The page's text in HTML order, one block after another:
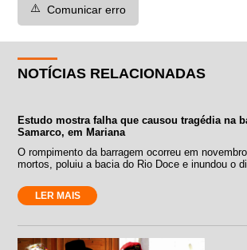
⚠️ Comunicar erro
NOTÍCIAS RELACIONADAS
Estudo mostra falha que causou tragédia na
Samarco, em Mariana
O rompimento da barragem ocorreu em
mortos, poluiu a bacia do Rio Doce e inundou o
LER MAIS